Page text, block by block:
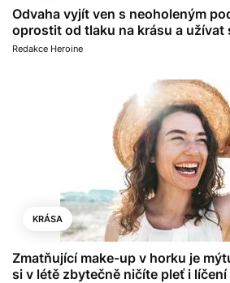
Odvaha vyjít ven s neoholeným
oprostit od tlaku na krásu a užívat
Redakce Heroine
KRÁSA
Zmatňující make-up v horku je
si v létě zbytečně ničíte pleť i líčení